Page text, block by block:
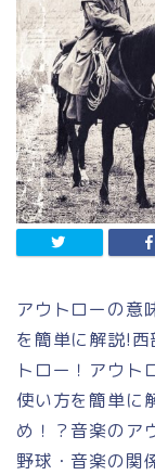
アウトローの意
を簡単に解説!
トロー！アウト
使い方を簡単に
め！？音楽のア
野球・音楽の関